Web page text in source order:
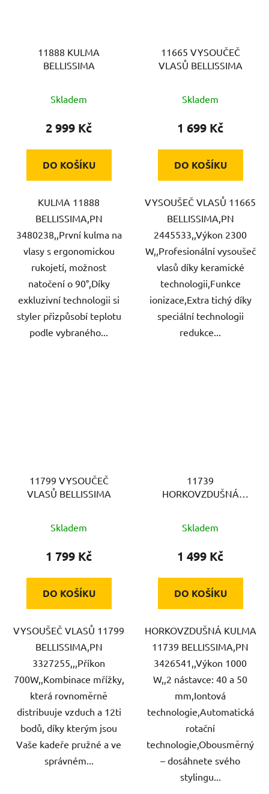
11888 KULMA
BELLISSIMA
Skladem
2 999 Kč
DO KOŠÍKU
KULMA 11888
BELLISSIMA,PN
3480238,,První kulma na
vlasy s ergonomickou
rukojetí, možnost
natočení o 90°,Díky
exkluzivní technologii si
styler přizpůsobí teplotu
podle vybraného...
11665 VYSOUČEČ
VLASŮ BELLISSIMA
Skladem
1 699 Kč
DO KOŠÍKU
VYSOUŠEČ VLASŮ 11665
BELLISSIMA,PN
2445533,,Výkon 2300
W,,Profesionální vysoušeč
vlasů díky keramické
technologii,Funkce
ionizace,Extra tichý díky
speciální technologii
redukce...
11799 VYSOUČEČ
VLASŮ BELLISSIMA
Skladem
1 799 Kč
DO KOŠÍKU
VYSOUŠEČ VLASŮ 11799
BELLISSIMA,PN
3327255,,,Příkon
700W,,Kombinace mřížky,
která rovnoměrně
distribuuje vzduch a 12ti
bodů, díky kterým jsou
Vaše kadeře pružné a ve
správném...
11739
HORKOVZDUŠNÁ
Skladem
1 499 Kč
DO KOŠÍKU
HORKOVZDUŠNÁ KULMA
11739 BELLISSIMA,PN
3426541,,Výkon 1000
W,,2 nástavce: 40 a 50
mm,Iontová
technologie,Automatická
rotační
technologie,Obousměrný
– dosáhnete svého
stylingu...